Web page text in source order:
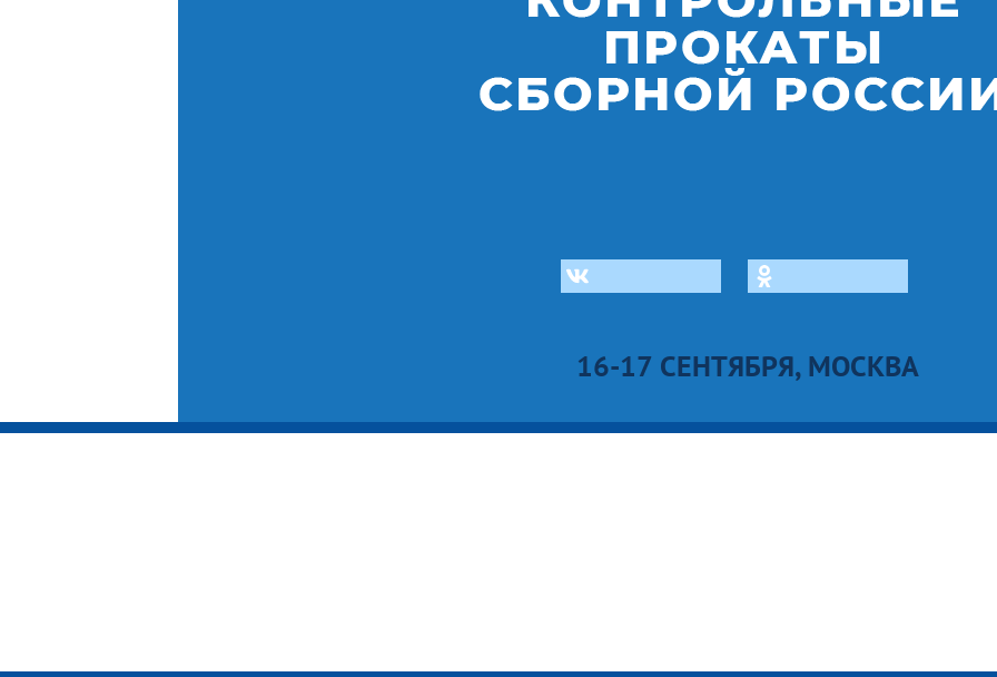
16-17 СЕНТЯБРЯ, МОСКВА